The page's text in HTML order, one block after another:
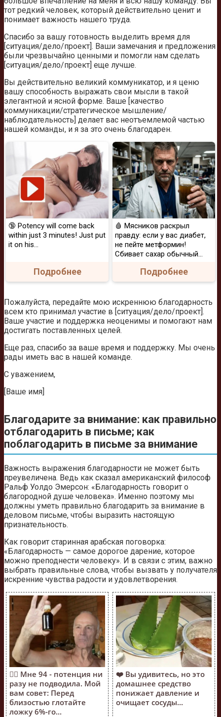
тот редкий человек, который действительно ценит и
понимает важность нашего труда.
Спасибо за вашу готовность выделить время для
[ситуация/дело/проект]. Ваши замечания и предложения
были чрезвычайно ценными и помогли нам сделать
[ситуация/дело/проект] еще лучше.
Вы действительно великий коммуникатор, и я ценю
вашу способность выражать свои мысли в такой
элегантной и ясной форме. Ваше [качество
коммуникации/стратегическое мышление/
наблюдательность] делает вас неотъемлемой частью
нашей команды, и я за это очень благодарен.
🔞 Potency will come back
within just 3 minutes! Just put
it on his…
Подробнее
🩸 Мясников раскрыл
правду: если у вас диабет,
не пейте метформин!
Сбивает сахар обычный...
Подробнее
Пожалуйста, передайте мою искреннюю благодарность
всем кто принимал участие в [ситуация/дело/проект].
Ваше участие и поддержка неоценимы и помогают нам
достигать поставленных целей.
Еще раз, спасибо за ваше время и поддержку. Мы очень
рады иметь вас в нашей команде.
С уважением,
[Ваше имя]
Благодарите за внимание: как правильно
отблагодарить в письме; как
поблагодарить в письме за внимание
Важность выражения благодарности не может быть
преувеличена. Ведь как сказал американский философ
Ральф Уолдо Эмерсон: «Благодарность говорит о
благородной душе человека». Именно поэтому мы
должны уметь правильно благодарить за внимание в
деловом письме, чтобы выразить настоящую
признательность.
Как говорит старинная арабская поговорка:
«Благодарность — самое дорогое дарение, которое
можно преподнести человеку». И в связи с этим, важно
выбрать правильные слова, чтобы вызвать у получателя
искренние чувства радости и удовлетворения.
❤️‍🔥 Мне 94 - потенция ни
разу не подводила. Мой
вам совет: Перед
близостью глотайте
ложку 6%-го...
❤️ Вы удивитесь, но это
домашнее средство
понижает давление и
очищает сосуды...